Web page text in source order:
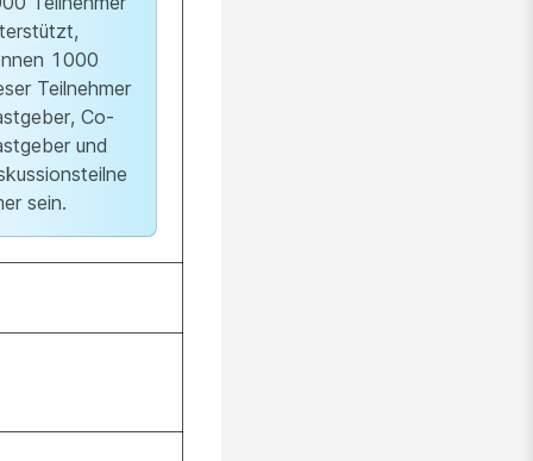
1000
Teilnehmer
Co-
und
sein.